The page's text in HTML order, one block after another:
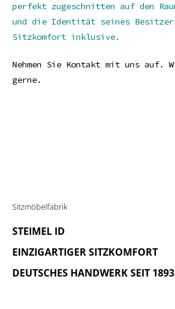
perfekt zugeschnitten auf den
und die Identität seines
Sitzkomfort inklusive.
Nehmen Sie Kontakt mit uns auf.
gerne.
Sitzmöbelfabrik
STEIMEL ID
EINZIGARTIGER SITZKOMFORT
DEUTSCHES HANDWERK SEIT 1893